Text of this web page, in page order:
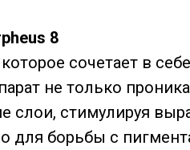
8
сочетает в
не только
слои, стимулируя
для борьбы с